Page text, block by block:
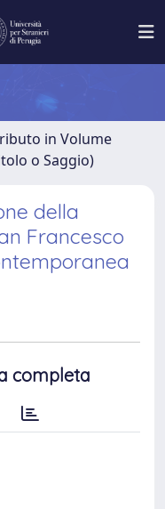
in Volume
o Saggio)
della
Francesco
completa